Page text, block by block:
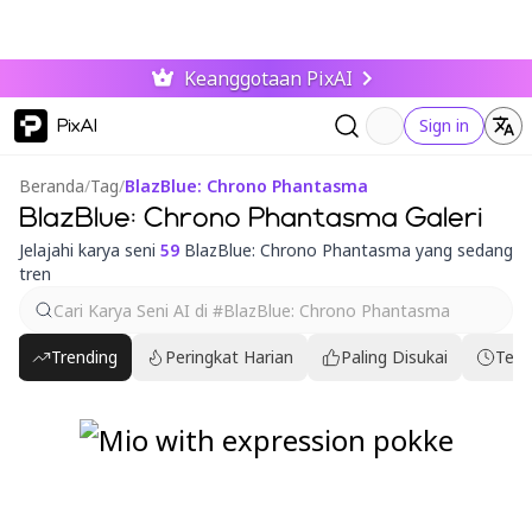
Keanggotaan PixAI
PixAI Sign in
Beranda/Tag/BlazBlue: Chrono Phantasma
BlazBlue: Chrono Phantasma Galeri
Jelajahi karya seni 59 BlazBlue: Chrono Phantasma yang sedang
tren
Trending Peringkat Harian Paling Disukai